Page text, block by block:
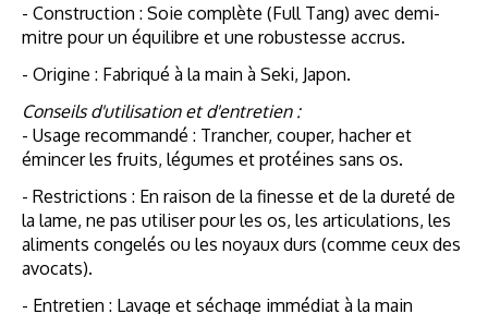
- Construction : Soie complète (Full Tang) avec demi-
mitre pour un équilibre et une robustesse accrus.
- Origine : Fabriqué à la main à Seki, Japon.
Conseils d'utilisation et d'entretien :
- Usage recommandé : Trancher, couper, hacher et
émincer les fruits, légumes et protéines sans os.
- Restrictions : En raison de la finesse et de la dureté de
la lame, ne pas utiliser pour les os, les articulations, les
aliments congelés ou les noyaux durs (comme ceux des
avocats).
- Entretien : Lavage et séchage immédiat à la main